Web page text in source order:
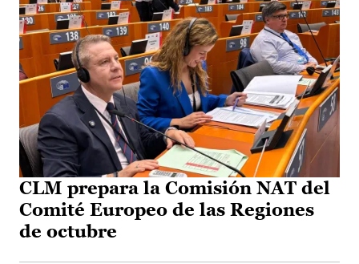
CLM prepara la Comisión NAT del
Comité Europeo de las Regiones
de octubre